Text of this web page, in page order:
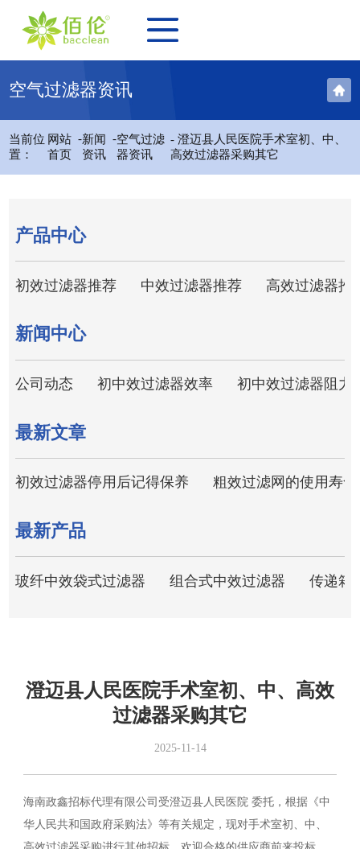
空气过滤器资讯
当前位
置：
网站
首页
-新闻
资讯
-空气过滤
器资讯
- 澄迈县人民医院手术室初、中、
高效过滤器采购其它
产品中心
初效过滤器推荐 中效过滤器推荐 高效过滤器推
新闻中心
公司动态 初中效过滤器效率 初中效过滤器阻力
最新文章
初效过滤器停用后记得保养 粗效过滤网的使用寿
最新产品
玻纤中效袋式过滤器 组合式中效过滤器 传递箱
澄迈县人民医院手术室初、中、高效
过滤器采购其它
2025-11-14
海南政鑫招标代理有限公司受澄迈县人民医院 委托，根据《中
华人民共和国政府采购法》等有关规定，现对手术室初、中、